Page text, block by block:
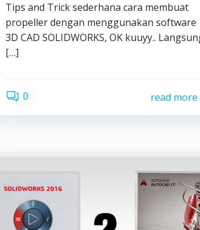
Tips and Trick sederhana cara membuat
propeller dengan menggunakan software
3D CAD SOLIDWORKS, OK kuuyy..
[…]
0 read more